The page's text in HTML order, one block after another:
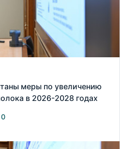
меры по увеличению
в 2026-2028 годах
0